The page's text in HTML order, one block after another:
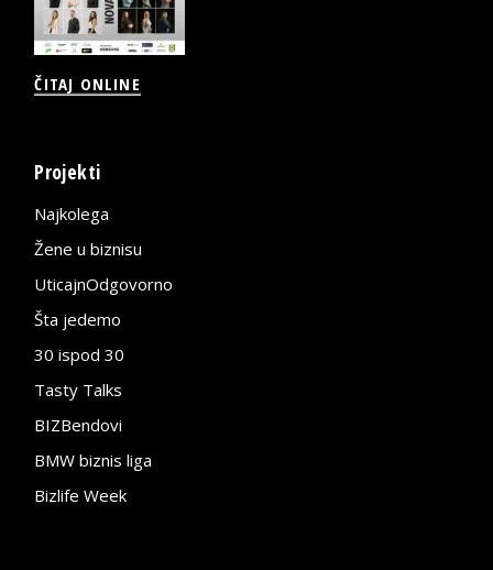
ČITAJ ONLINE
Projekti
Najkolega
Žene u biznisu
UticajnOdgovorno
Šta jedemo
30 ispod 30
Tasty Talks
BIZBendovi
BMW biznis liga
Bizlife Week